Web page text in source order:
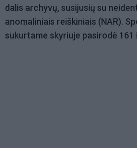
dalis archyvų, susijusių su
anomaliniais reiškiniais (NAR).
sukurtame skyriuje pasirodė 161